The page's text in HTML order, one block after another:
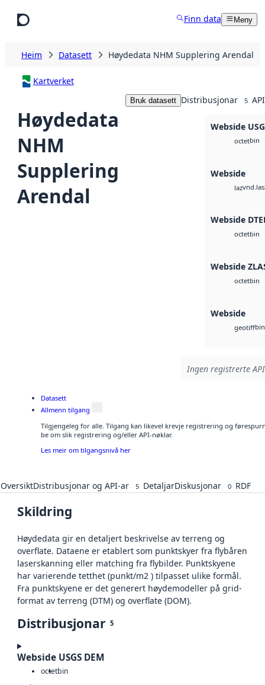
Finn data Meny
Heim Datasett Høydedata NHM Supplering Arendal
Kartverket
Høydedata
NHM
Supplering
Arendal
Bruk datasett Distribusjonar 5
Webside
octetbin
Webside
laz
Webside
octetbin
Webside
octetbin
Webside
geotiffbin
Ingen registrerte
Datasett
Allmenn tilgang
Tilgjengeleg for alle. Tilgang kan likevel krevje registrering og
be om slik registrering og/eller API-nøklar.
Les meir om tilgangsnivå her
OversiktDistribusjonar og API-ar 5 DetaljarDiskusjonar 0 RDF
Skildring
Høydedata gir en detaljert beskrivelse av terreng og
overflate. Dataene er etablert som punktskyer fra flybåren
laserskanning eller matching fra flybilder. Punktskyene
har varierende tetthet (punkt/m2 ) tilpasset ulike formål.
Fra punktskyene er det generert høydemodeller på grid-
format av terreng (DTM) og overflate (DOM).
Distribusjonar 5
Webside USGS DEM
octetbin